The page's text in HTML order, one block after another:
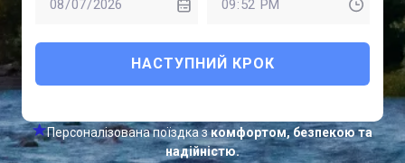
НАСТУПНИЙ КРОК
Персоналізована поїздка зкомфортом, безпекою та
надійністю.